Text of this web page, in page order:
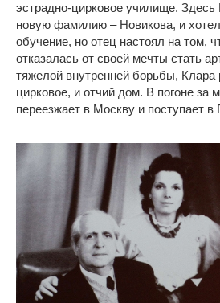
эстрадно-цирковое училище.
новую фамилию – Новикова, и
обучение, но отец настоял на том,
отказалась от своей мечты стать
тяжелой внутренней борьбы, Клара
цирковое, и отчий дом. В погоне за
переезжает в Москву и поступает